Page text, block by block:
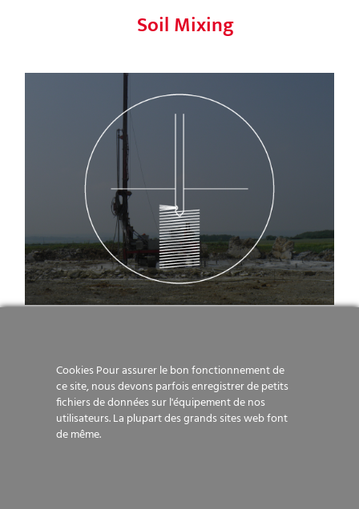
Soil Mixing
Jet grouting
Cookies Pour assurer le bon fonctionnement de
ce site, nous devons parfois enregistrer de petits
fichiers de données sur l'équipement de nos
utilisateurs. La plupart des grands sites web font
de même.